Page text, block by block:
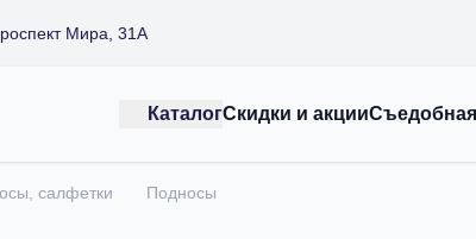
Мира, 31А
КаталогСкидки и акции
салфетки Подносы